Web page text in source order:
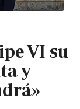
VI su
y